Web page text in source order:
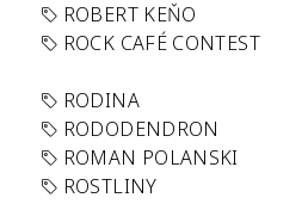
ROBERT KEŇO
ROCK CAFÉ CONTEST
RODINA
RODODENDRON
ROMAN POLANSKI
ROSTLINY